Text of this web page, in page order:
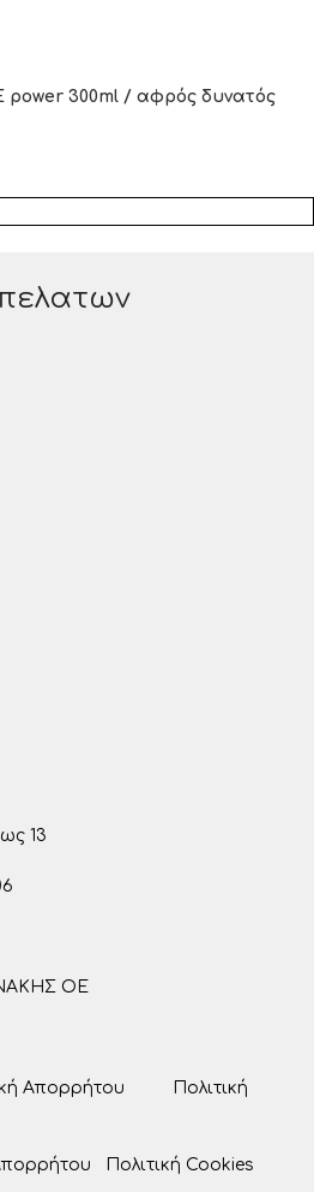
power 300ml / αφρός δυνατός
13
ΟΕ
Απορρήτου Πολιτική
Πολιτική Cookies